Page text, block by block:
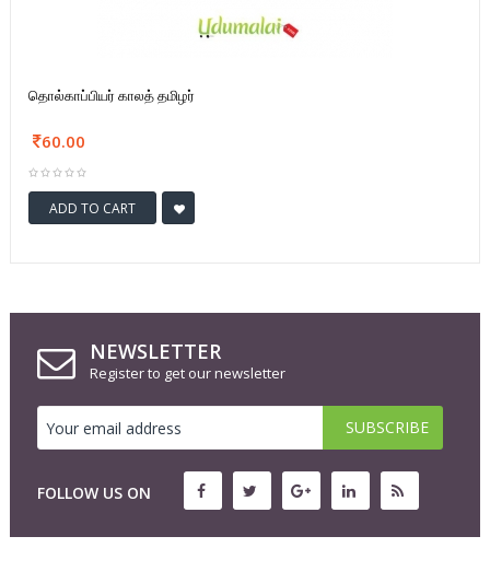
தொல்காப்பியர் காலத் தமிழர்
60.00
ADD TO CART
NEWSLETTER
Register to get our newsletter
FOLLOW US ON